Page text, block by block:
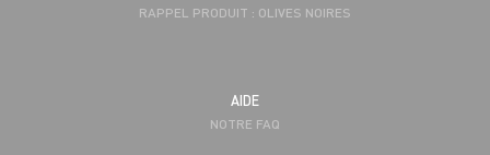
RAPPEL PRODUIT : OLIVES NOIRES
AIDE
NOTRE FAQ